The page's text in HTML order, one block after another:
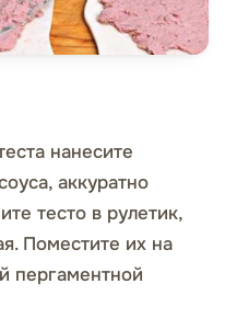
нанесите
аккуратно
тесто в рулетик,
Поместите их на
пергаментной